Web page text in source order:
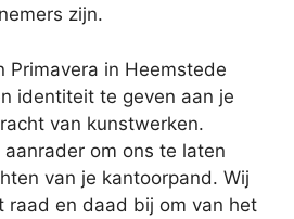
zijn.
Primavera in Heemstede
identiteit te geven aan je
van kunstwerken.
om ons te laten
van je kantoorpand. Wij
raad en daad bij om van het